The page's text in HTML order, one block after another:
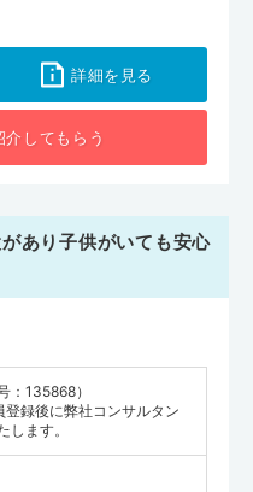
詳細を見る
介してもらう
あり子供がいても安心
：135868）
録後に弊社コンサルタン
します。